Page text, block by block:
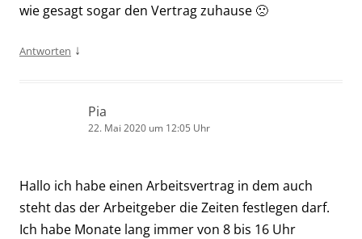
wie gesagt sogar den Vertrag zuhause 🙁
Antworten ↓
Pia
22. Mai 2020 um 12:05 Uhr
Hallo ich habe einen Arbeitsvertrag in dem auch
steht das der Arbeitgeber die Zeiten festlegen darf.
Ich habe Monate lang immer von 8 bis 16 Uhr